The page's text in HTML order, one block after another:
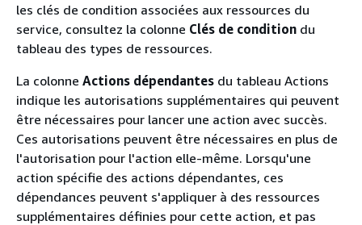
les clés de condition associées aux ressources du
service, consultez la colonne Clés de condition du
tableau des types de ressources.
La colonne Actions dépendantes du tableau Actions
indique les autorisations supplémentaires qui peuvent
être nécessaires pour lancer une action avec succès.
Ces autorisations peuvent être nécessaires en plus de
l'autorisation pour l'action elle-même. Lorsqu'une
action spécifie des actions dépendantes, ces
dépendances peuvent s'appliquer à des ressources
supplémentaires définies pour cette action, et pas